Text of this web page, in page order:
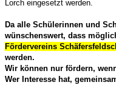
Lorch eingesetzt werden.
Da alle Schülerinnen und
wünschenswert, dass
Fördervereins
werden.
Wir können nur fördern,
Wer Interesse hat,